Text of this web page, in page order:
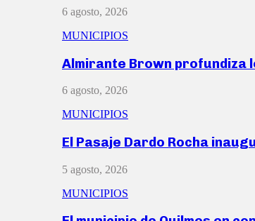
6 agosto, 2026
MUNICIPIOS
Almirante Brown profundiza
6 agosto, 2026
MUNICIPIOS
El Pasaje Dardo Rocha
5 agosto, 2026
MUNICIPIOS